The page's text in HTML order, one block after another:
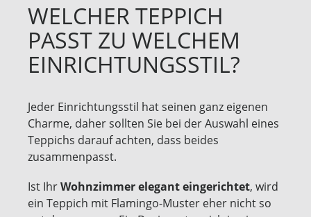
WELCHER TEPPICH
PASST ZU WELCHEM
EINRICHTUNGSSTIL?
Jeder Einrichtungsstil hat seinen ganz eigenen
Charme, daher sollten Sie bei der Auswahl eines
Teppichs darauf achten, dass beides
zusammenpasst.
Ist IhrWohnzimmer elegant eingerichtet, wird
ein Teppich mit Flamingo-Muster eher nicht so